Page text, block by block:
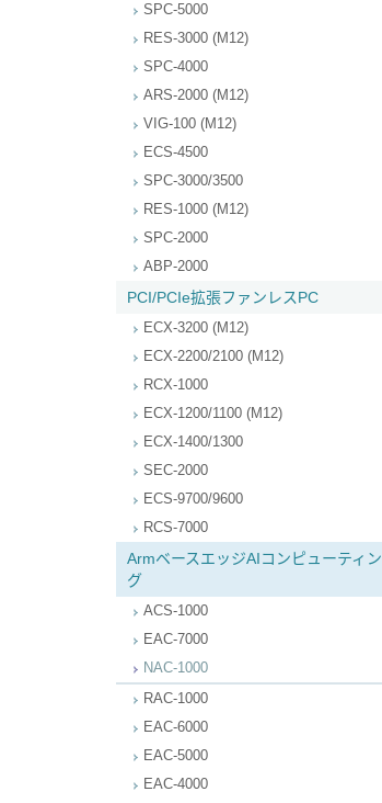
SPC-5000
RES-3000 (M12)
SPC-4000
ARS-2000 (M12)
VIG-100 (M12)
ECS-4500
SPC-3000/3500
RES-1000 (M12)
SPC-2000
ABP-2000
PCI/PCIe拡張ファンレスPC
ECX-3200 (M12)
ECX-2200/2100 (M12)
RCX-1000
ECX-1200/1100 (M12)
ECX-1400/1300
SEC-2000
ECS-9700/9600
RCS-7000
ArmベースエッジAIコンピューティン
グ
ACS-1000
EAC-7000
NAC-1000
RAC-1000
EAC-6000
EAC-5000
EAC-4000